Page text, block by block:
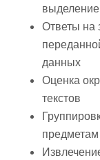
Ответы на
данных
Оценка
текстов
предметам